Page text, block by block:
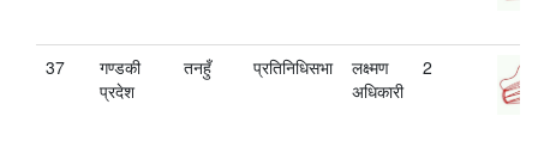
37
गण्डकी
प्रदेश
तनहुँ प्रतिनिधिसभा
लक्ष्मण
अधिकारी
2